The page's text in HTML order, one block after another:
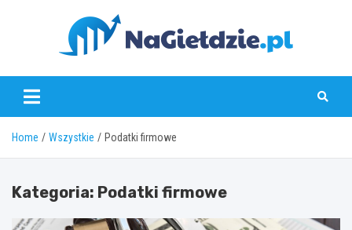
nagieldzie.pl
Home Wszystkie Podatki firmowe
Kategoria: Podatki firmowe